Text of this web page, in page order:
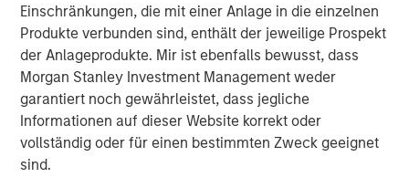
Einschränkungen, die mit einer Anlage in die einzelnen
Produkte verbunden sind, enthält der jeweilige Prospekt
der Anlageprodukte. Mir ist ebenfalls bewusst, dass
Morgan Stanley Investment Management weder
garantiert noch gewährleistet, dass jegliche
Informationen auf dieser Website korrekt oder
vollständig oder für einen bestimmten Zweck geeignet
sind.
Americas, MSIP. “We believe Flexential’s
robust next-generation infrastructure,
commitment to innovation, and proven
leadership in the industry make it well-
positioned to capitalize on market
opportunities. We look forward to supporting
the company's continued growth and success